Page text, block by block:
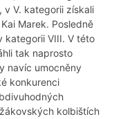
v V. kategorii získali
Marek. Posledně
kategorii VIII. V této
tak naprosto
navíc umocněny
konkurenci
kolbištích